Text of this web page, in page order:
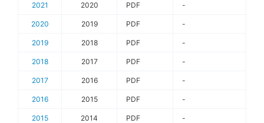
2021 2020 PDF -
2020 2019 PDF -
2019 2018 PDF -
2018 2017 PDF -
2017 2016 PDF -
2016 2015 PDF -
2015 2014 PDF -